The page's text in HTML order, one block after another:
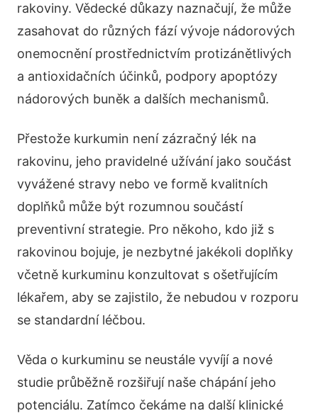
rakoviny. Vědecké důkazy naznačují, že může
zasahovat do různých fází vývoje nádorových
onemocnění prostřednictvím protizánětlivých
a antioxidačních účinků, podpory apoptózy
nádorových buněk a dalších mechanismů.
Přestože kurkumin není zázračný lék na
rakovinu, jeho pravidelné užívání jako součást
vyvážené stravy nebo ve formě kvalitních
doplňků může být rozumnou součástí
preventivní strategie. Pro někoho, kdo již s
rakovinou bojuje, je nezbytné jakékoli doplňky
včetně kurkuminu konzultovat s ošetřujícím
lékařem, aby se zajistilo, že nebudou v rozporu
se standardní léčbou.
Věda o kurkuminu se neustále vyvíjí a nové
studie průběžně rozšiřují naše chápání jeho
potenciálu. Zatímco čekáme na další klinické